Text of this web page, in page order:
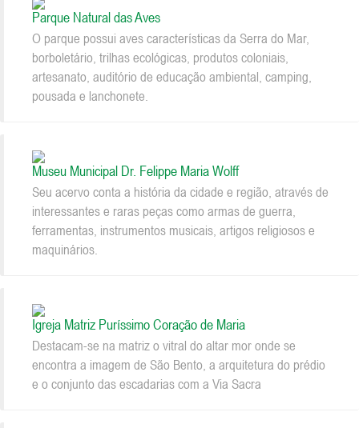
Parque Natural das Aves
O parque possui aves características da Serra do Mar,
borboletário, trilhas ecológicas, produtos coloniais,
artesanato, auditório de educação ambiental, camping,
pousada e lanchonete.
Museu Municipal Dr. Felippe Maria Wolff
Seu acervo conta a história da cidade e região, através de
interessantes e raras peças como armas de guerra,
ferramentas, instrumentos musicais, artigos religiosos e
maquinários.
Igreja Matriz Puríssimo Coração de Maria
Destacam-se na matriz o vitral do altar mor onde se
encontra a imagem de São Bento, a arquitetura do prédio
e o conjunto das escadarias com a Via Sacra